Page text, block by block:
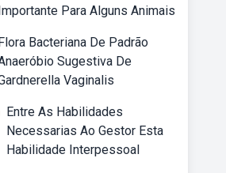
Para Alguns Animais
Bacteriana De Padrão
Sugestiva De
Vaginalis
Entre As Habilidades
Necessarias Ao Gestor Esta
Habilidade Interpessoal